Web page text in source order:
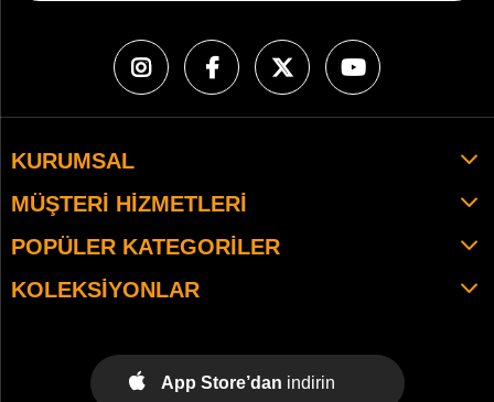
KURUMSAL
MÜŞTERI HIZMETLERI
POPÜLER KATEGORILER
KOLEKSIYONLAR
App Store’dan indirin